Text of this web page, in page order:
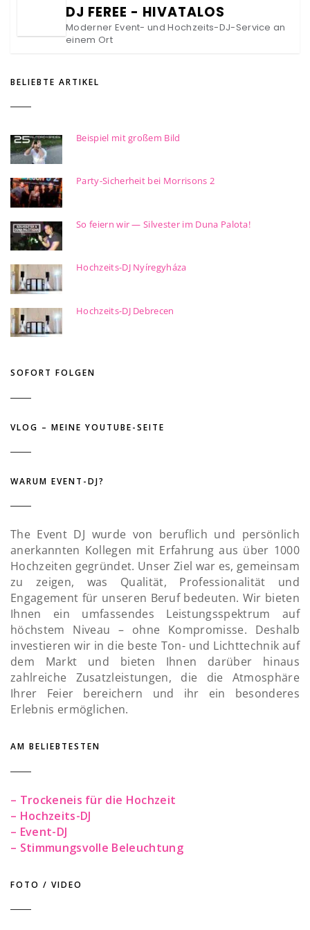
DJ FEREE - HIVATALOS
Moderner Event- und Hochzeits-DJ-Service an
einem Ort
BELIEBTE ARTIKEL
Beispiel mit großem Bild
Party-Sicherheit bei Morrisons 2
So feiern wir — Silvester im Duna Palota!
Hochzeits-DJ Nyíregyháza
Hochzeits-DJ Debrecen
SOFORT FOLGEN
VLOG – MEINE YOUTUBE-SEITE
WARUM EVENT-DJ?
The Event DJ wurde von beruflich und persönlich
anerkannten Kollegen mit Erfahrung aus über 1000
Hochzeiten gegründet. Unser Ziel war es, gemeinsam
zu zeigen, was Qualität, Professionalität und
Engagement für unseren Beruf bedeuten. Wir bieten
Ihnen ein umfassendes Leistungsspektrum auf
höchstem Niveau – ohne Kompromisse. Deshalb
investieren wir in die beste Ton- und Lichttechnik auf
dem Markt und bieten Ihnen darüber hinaus
zahlreiche Zusatzleistungen, die die Atmosphäre
Ihrer Feier bereichern und ihr ein besonderes
Erlebnis ermöglichen.
AM BELIEBTESTEN
– Trockeneis für die Hochzeit
– Hochzeits-DJ
– Event-DJ
– Stimmungsvolle Beleuchtung
FOTO / VIDEO